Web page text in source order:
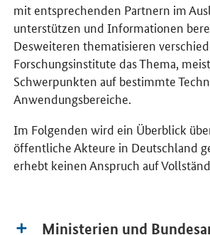
mit entsprechenden Partnern im
unterstützen und Informationen
Desweiteren thematisieren
Forschungsinstitute das Thema,
Schwerpunkten auf bestimmte
Anwendungsbereiche.
Im Folgenden wird ein Überblick
öffentliche Akteure in Deutschland
erhebt keinen Anspruch auf
Ministerien und